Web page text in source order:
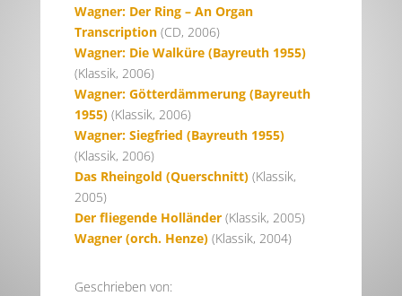
Wagner: Der Ring – An Organ
Transcription(CD, 2006)
Wagner: Die Walküre (Bayreuth 1955)
(Klassik, 2006)
Wagner: Götterdämmerung (Bayreuth
1955)(Klassik, 2006)
Wagner: Siegfried (Bayreuth 1955)
(Klassik, 2006)
Das Rheingold (Querschnitt)(Klassik,
2005)
Der fliegende Holländer(Klassik, 2005)
Wagner (orch. Henze)(Klassik, 2004)
Geschrieben von: